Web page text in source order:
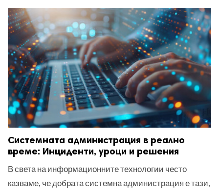
Системната администрация в реално
време: Инциденти, уроци и решения
В света на информационните технологии често
казваме, че добрата системна администрация е тази,